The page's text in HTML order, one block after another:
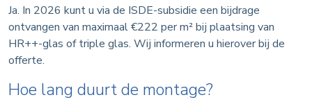
Ja. In 2026 kunt u via de ISDE-subsidie een bijdrage
ontvangen van maximaal €222 per m² bij plaatsing van
HR++-glas of triple glas. Wij informeren u hierover bij de
offerte.
Hoe lang duurt de montage?